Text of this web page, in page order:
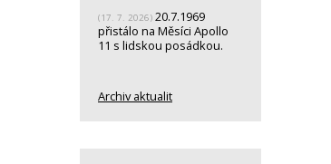
(17. 7. 2026) 20.7.1969
přistálo na Měsíci Apollo
11 s lidskou posádkou.
Archiv aktualit